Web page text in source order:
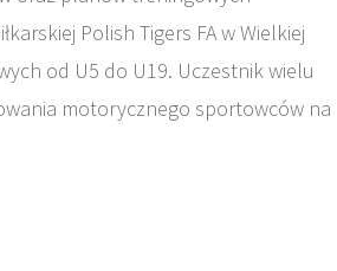
Polish Tigers FA w Wielkiej
od U5 do U19. Uczestnik wielu
motorycznego sportowców na